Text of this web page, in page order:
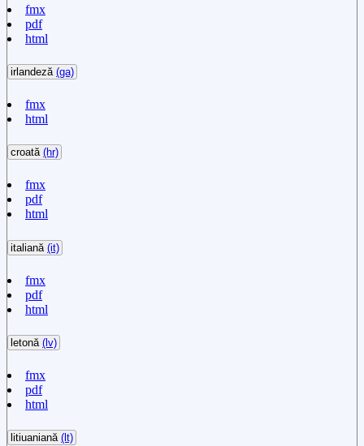
fmx
pdf
html
irlandeză (ga)
fmx
html
croată (hr)
fmx
pdf
html
italiană (it)
fmx
pdf
html
letonă (lv)
fmx
pdf
html
litiuaniană (lt)